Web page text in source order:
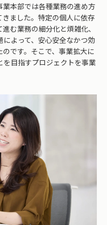
本部では各種業務の進め方
ました。特定の個人に依存
む業務の細分化と煩雑化、
よって、安心安全なかつ効
です。そこで、事業拡大に
目指すプロジェクトを事業